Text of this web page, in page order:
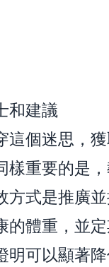
和建議
這個迷思，
樣重要的是
方式是推廣
的體重，並
明可以顯著降